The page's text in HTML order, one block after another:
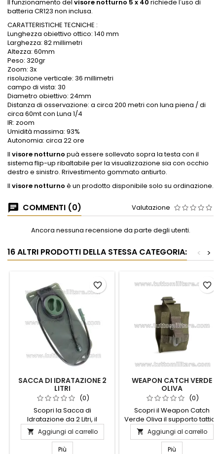
Il funzionamento del visore notturno 5 x 40 richiede l'uso di
batteria CR123 non inclusa.
CARATTERISTICHE TECNICHE :
Lunghezza obiettivo ottico: 140 mm
Larghezza: 82 millimetri
Altezza: 60mm
Peso: 320gr
Zoom: 3x
risoluzione verticale: 36 millimetri
campo di vista: 30
Diametro obiettivo: 24mm
Distanza di osservazione: a circa 200 metri con luna piena / di
circa 60mt con Luna 1/4
IR: zoom
Umidità massima: 93%
Autonomia: circa 22 ore
Il visore notturno puà essere sollevato sopra la testa con il
sistema flip-up ribaltabile per la visualizzazione sia con occhio
destro e sinistro. Rrivestimento gommato antiurto.
Il visore notturno è un prodotto disponibile solo su ordinazione.
COMMENTI (0) Valutazione
Ancora nessuna recensione da parte degli utenti.
16 ALTRI PRODOTTI DELLA STESSA CATEGORIA: >
<
SACCA DI IDRATAZIONE 2
LITRI
(0)
Scopri la Sacca di
Idratazione da 2 Litri, il
compagno ideale per le tue
avventure all'aria aperta.
Progettata per garantire
 Aggiungi al carrello
Più
favorite_border
WEAPON CATCH VERDE
OLIVA
(0)
Scopri il Weapon Catch
Verde Oliva il supporto tattico
progettato per garantire
ritenzione sicura dell’arma
lunga durante operazioni
 Aggiungi al carrello
Più
favorite_border